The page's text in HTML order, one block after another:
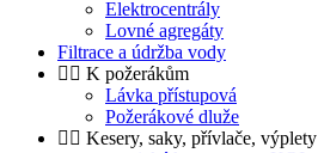
Elektrocentrály
Lovné agregáty
Filtrace a údržba vody
K požerákům
Lávka přístupová
Požerákové dluže
Kesery, saky, přívlače, výplety